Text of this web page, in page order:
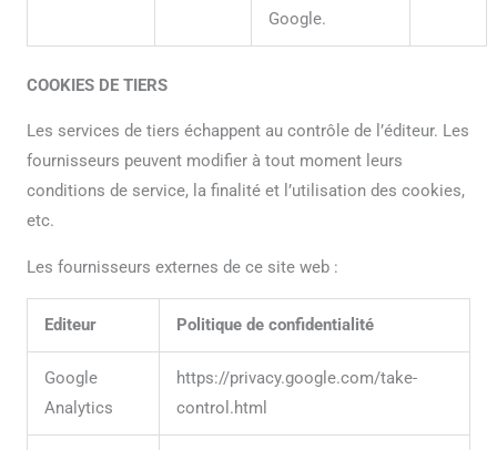
Google.
COOKIES DE TIERS
Les services de tiers échappent au contrôle de l’éditeur. Les
fournisseurs peuvent modifier à tout moment leurs
conditions de service, la finalité et l’utilisation des cookies,
etc.
Les fournisseurs externes de ce site web :
Editeur Politique de confidentialité
Google
Analytics
https://privacy.google.com/take-
control.html